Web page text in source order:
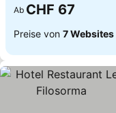
Ab CHF 67
Preise von 7 Websites